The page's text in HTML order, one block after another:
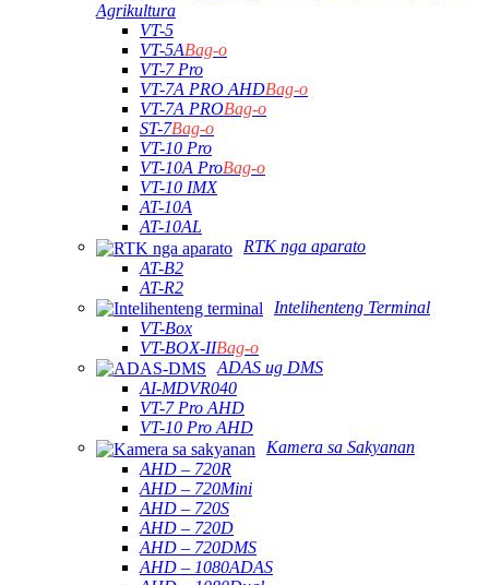
Agrikultura
VT-5
VT-5ABag-o
VT-7 Pro
VT-7A PRO AHDBag-o
VT-7A PROBag-o
ST-7Bag-o
VT-10 Pro
VT-10A ProBag-o
VT-10 IMX
AT-10A
AT-10AL
RTK nga aparato
AT-B2
AT-R2
Intelihenteng Terminal
VT-Box
VT-BOX-IIBag-o
ADAS ug DMS
AI-MDVR040
VT-7 Pro AHD
VT-10 Pro AHD
Kamera sa Sakyanan
AHD – 720R
AHD – 720Mini
AHD – 720S
AHD – 720D
AHD – 720DMS
AHD – 1080ADAS